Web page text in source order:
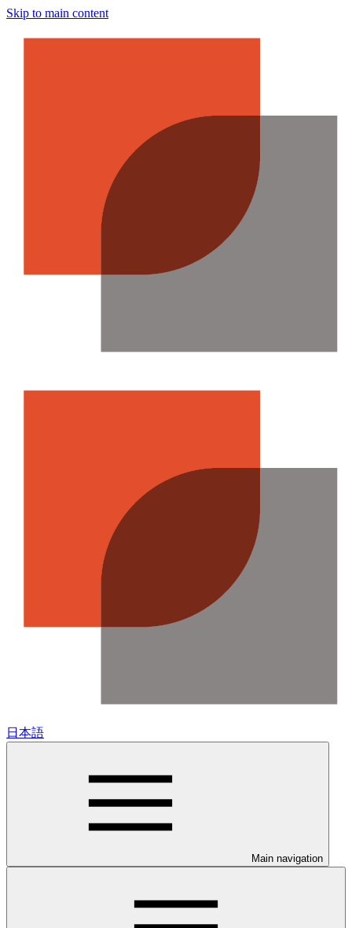
Skip to main content
日本語
Main navigation